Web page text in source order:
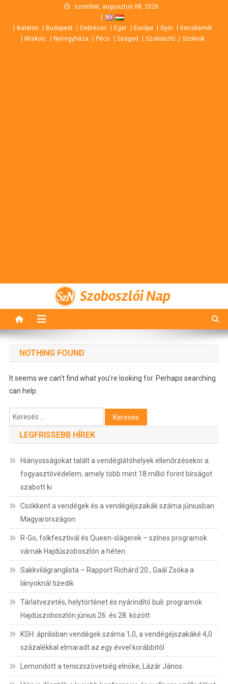
content
szombat, augusztus 08, 2026
Balaton Budapest Debrecen Eger Európa Győr
Kecskemét
Miskolc
Nyíregyháza Pécs Szeged Szoboszló Szolnok
Szoboszlói Nap
NOTHING FOUND
It seems we can’t find what you’re looking for. Perhaps searching
can help.
Keresés:
LEGFRISSEBB HÍREK
Hiányosságokat talált a vendéglátóhelyek ellenőrzésekor a
fogyasztóvédelem, amely több mint 18 millió forint bírságot
szabott ki
Csökkent a vendégek és a vendégéjszakák száma júniusban
Magyarországon
R-Go, folkfesztivál és Queen-slágerek – színes programok
várnak Hajdúszoboszlón a héten
Sakkvilágranglista – Rapport Richárd 20., Gaál Zsóka a
lányoknál tizedik
Tárlatvezetés, helytörténet és nyárindító buli: programok
Hajdúszoboszlón június 26. és 28. között
KSH: áprilisban vendégek száma 1,0, a vendégéjszakáké 4,0
százalékkal elmaradt az egy évvel korábbitól
Lemondott a teniszszövetség elnöke, Lázár János